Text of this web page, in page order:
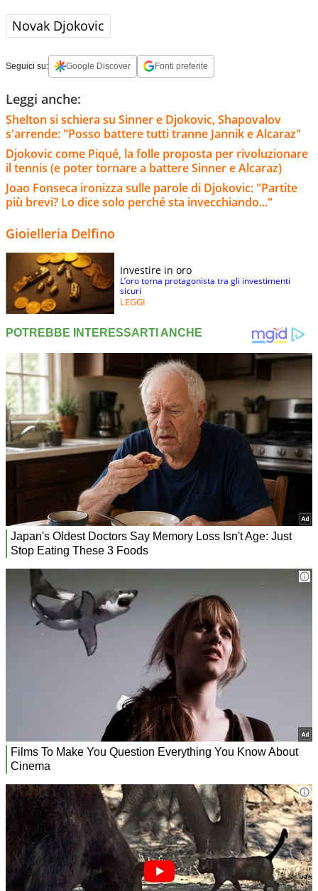
Novak Djokovic
Seguici su: Google Discover Fonti preferite
Leggi anche:
Shelton si schiera su Sinner e Djokovic, Shapovalov
s'arrende: "Posso battere tutti tranne Jannik e Alcaraz"
Djokovic come Piqué, la folle proposta per rivoluzionare
il tennis (e poter tornare a battere Sinner e Alcaraz)
Joao Fonseca ironizza sulle parole di Djokovic: "Partite
più brevi? Lo dice solo perché sta invecchiando..."
Gioielleria Delfino
Investire in oro
L’oro torna protagonista tra gli investimenti
sicuri
LEGGI